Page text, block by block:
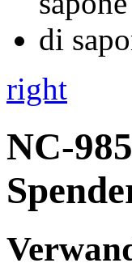
right
NC-